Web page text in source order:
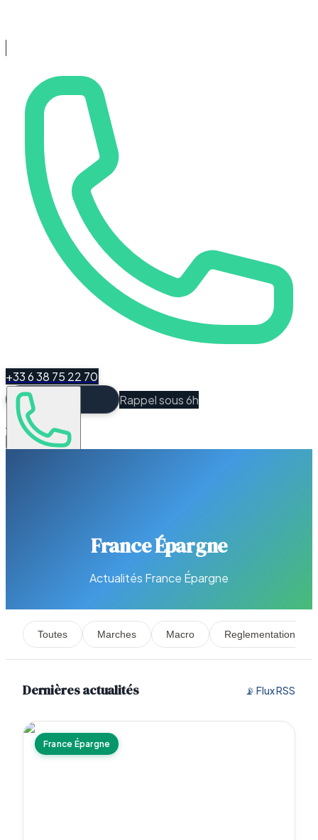
+33 6 38 75 22 70
Rappel sous 6h
Espace Client
France Épargne
Actualités France Épargne
Toutes Marches Macro Reglementation
Dernières actualités 📡 Flux RSS
France Épargne